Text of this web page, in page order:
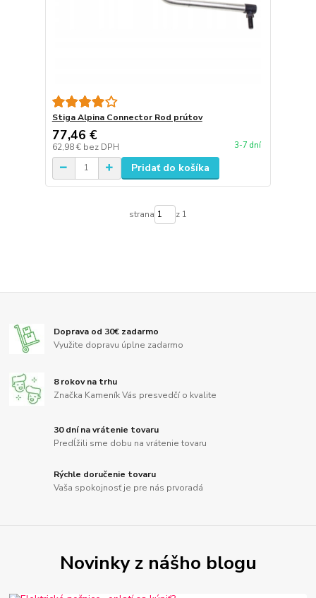
Stiga Alpina Connector Rod prútov
77,46 €
62,98 € bez DPH 3-7 dní
Pridať do košíka
strana z 1
Doprava od 30€ zadarmo
Využite dopravu úplne zadarmo
8 rokov na trhu
Značka Kameník Vás presvedčí o kvalite
30 dní na vrátenie tovaru
Predĺžili sme dobu na vrátenie tovaru
Rýchle doručenie tovaru
Vaša spokojnosť je pre nás prvoradá
Novinky z nášho blogu